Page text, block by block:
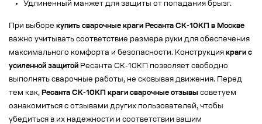
Удлиненный манжет для защиты от попадания брызг.
При выборе купить сварочные краги Ресанта СК-10КП в Москве
важно учитывать соответствие размера руки для обеспечения
максимального комфорта и безопасности. Конструкция краги с
усиленной защитой Ресанта СК-10КП позволяет свободно
выполнять сварочные работы, не сковывая движения. Перед
тем как, Ресанта СК-10КП краги сварочные отзывы советуем
ознакомиться с отзывами других пользователей, чтобы
убедиться в их надежности и соответствии вашим